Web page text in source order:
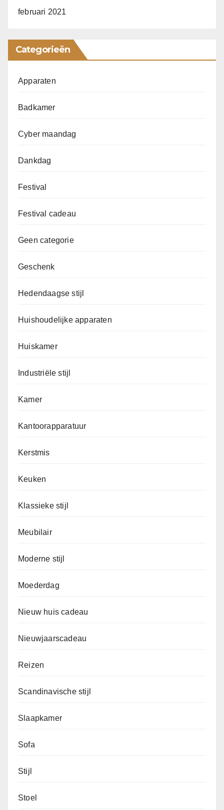
februari 2021
Categorieën
Apparaten
Badkamer
Cyber maandag
Dankdag
Festival
Festival cadeau
Geen categorie
Geschenk
Hedendaagse stijl
Huishoudelijke apparaten
Huiskamer
Industriële stijl
Kamer
Kantoorapparatuur
Kerstmis
Keuken
Klassieke stijl
Meubilair
Moderne stijl
Moederdag
Nieuw huis cadeau
Nieuwjaarscadeau
Reizen
Scandinavische stijl
Slaapkamer
Sofa
Stijl
Stoel